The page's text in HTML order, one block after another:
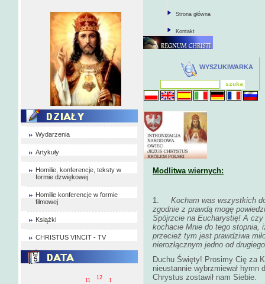
Wydarzenia
Artykuły
Homilie, konferencje, teksty w
formie dzwiękowej
Homilie konferencje w formie
filmowej
Książki
CHRISTUS VINCIT - TV
1
11
12
Strona główna
Kontakt
WYSZUKIWARKA
Modlitwa wiernych:
1. Kocham was wszystkich
zgodnie z prawdą mogę
Spójrzcie na Eucharystię! A
kochacie Mnie do tego stopnia,
przecież tym jest prawdziwa
nierozłącznym jedno od
Duchu Święty! Prosimy Cię za
nieustannie wybrzmiewał
Chrystus zostawił nam Siebie.